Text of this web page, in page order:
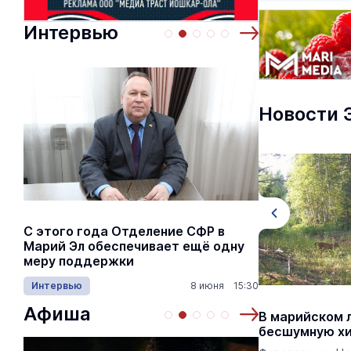
Интервью
С этого года Отделение СФР в
Марий Эл обеспечивает ещё одну
меру поддержки
Интервью 8 июня 15:30
Алексей
Шкетана:
лёгких
Культура
Афиша
Новости
В Марий Эл обследуют
В марийском
бесшумную